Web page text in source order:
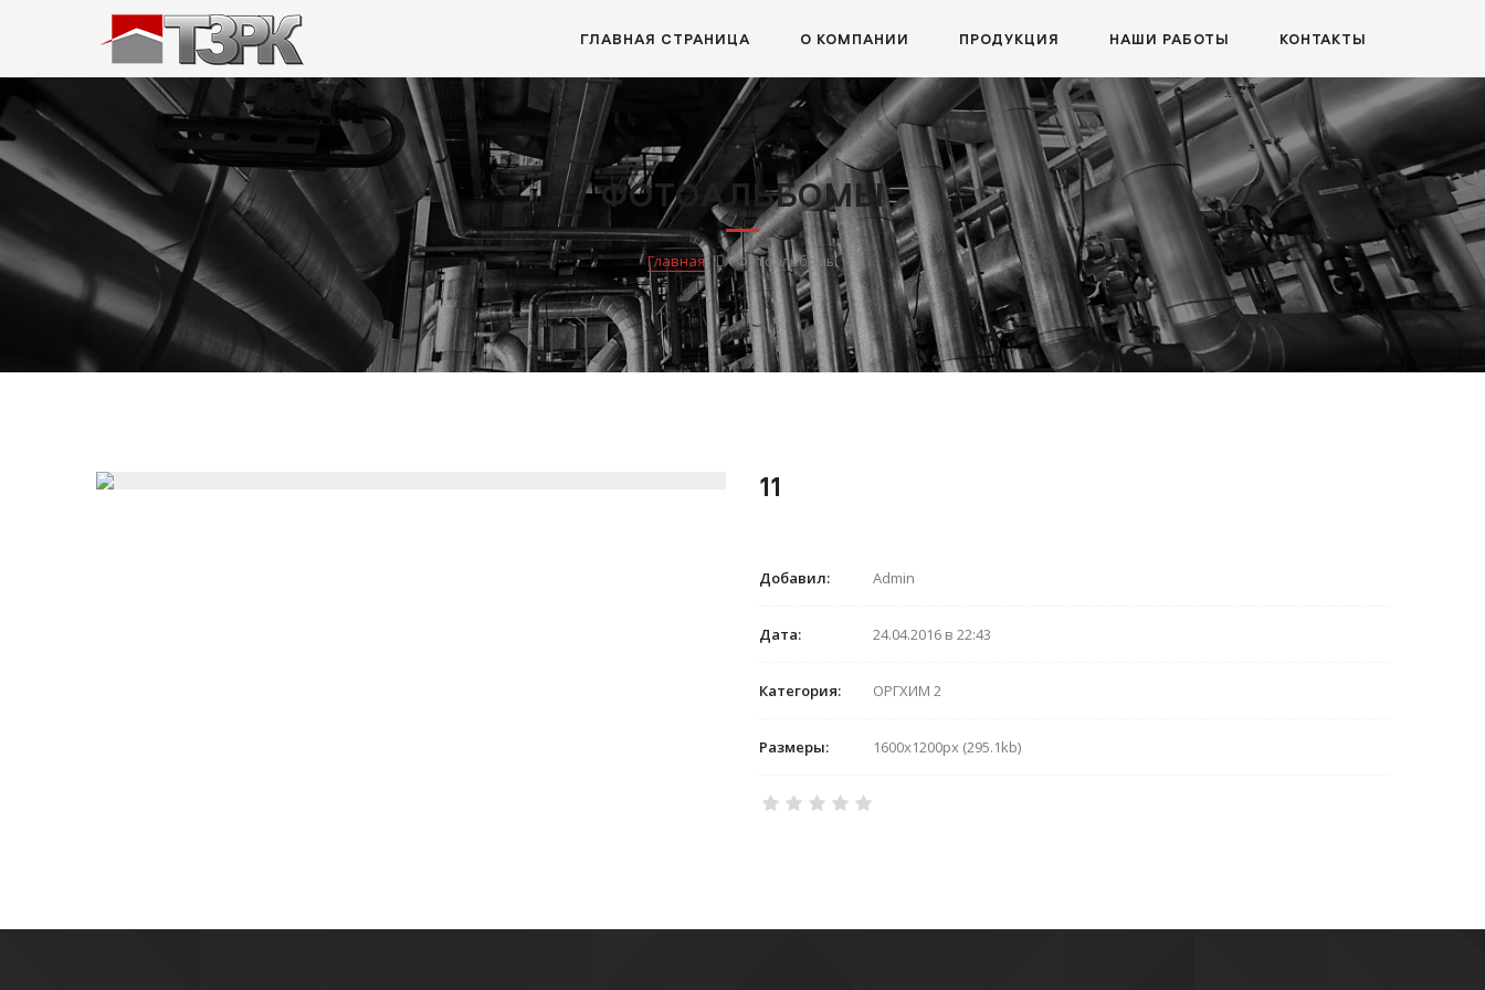
ГЛАВНАЯ СТРАНИЦА О КОМПАНИИ ПРОДУКЦИЯ НАШИ РАБОТЫ КОНТАКТЫ
ФОТОАЛЬБОМЫ
Главная Фотоальбомы
11
Добавил: Admin
Дата: 24.04.2016 в 22:43
Категория: ОРГХИМ 2
Размеры: 1600x1200px (295.1kb)